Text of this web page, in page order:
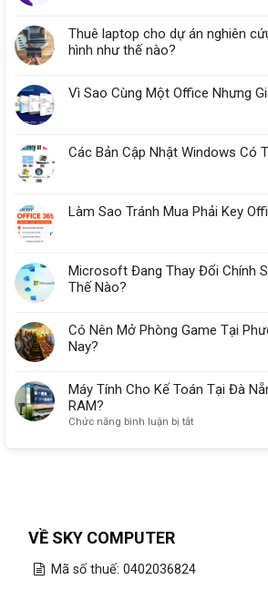
Thuê laptop cho dự án nghiên
hình như thế nào?
Vì Sao Cùng Một Office Nhưng
Các Bản Cập Nhật Windows Có
Làm Sao Tránh Mua Phải Key
Microsoft Đang Thay Đổi Chính
Thế Nào?
Có Nên Mở Phòng Game Tại
Nay?
Máy Tính Cho Kế Toán Tại Đà
RAM?
Chức năng bình luận bị tắtở
Bao
VỀ SKY COMPUTER
Mã số thuế: 0402036824